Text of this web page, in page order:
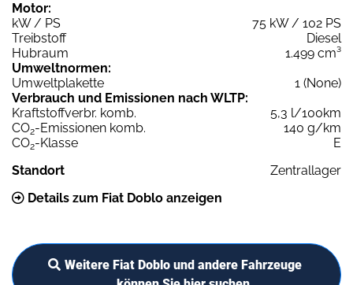
Motor:
kW / PS
75 kW / 102 PS
Treibstoff
Diesel
Hubraum
1.499 cm³
Umweltnormen:
Umweltplakette
1 (None)
Verbrauch und Emissionen nach WLTP:
Kraftstoffverbr. komb.
5,3 l/100km
CO2-Emissionen komb.
140 g/km
CO2-Klasse
E
Standort
Zentrallager
Details zum Fiat Doblo anzeigen
Weitere Fiat Doblo und andere Fahrzeuge